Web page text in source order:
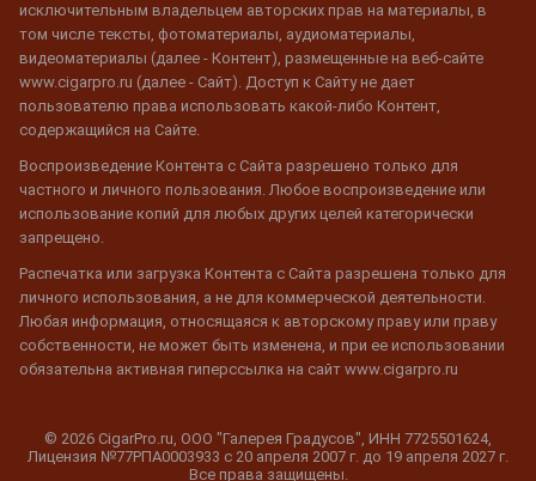
исключительным владельцем авторских прав на материалы, в
том числе тексты, фотоматериалы, аудиоматериалы,
видеоматериалы (далее - Контент), размещенные на веб-сайте
www.cigarpro.ru (далее - Сайт). Доступ к Сайту не дает
пользователю права использовать какой-либо Контент,
содержащийся на Сайте.
Воспроизведение Контента с Сайта разрешено только для
частного и личного пользования. Любое воспроизведение или
использование копий для любых других целей категорически
запрещено.
Распечатка или загрузка Контента с Сайта разрешена только для
личного использования, а не для коммерческой деятельности.
Любая информация, относящаяся к авторскому праву или праву
собственности, не может быть изменена, и при ее использовании
обязательна активная гиперссылка на сайт www.cigarpro.ru
© 2026 CigarPro.ru, ООО "Галерея Градусов", ИНН 7725501624,
Лицензия №77РПА0003933 c 20 апреля 2007 г. до 19 апреля 2027 г.
Все права защищены.